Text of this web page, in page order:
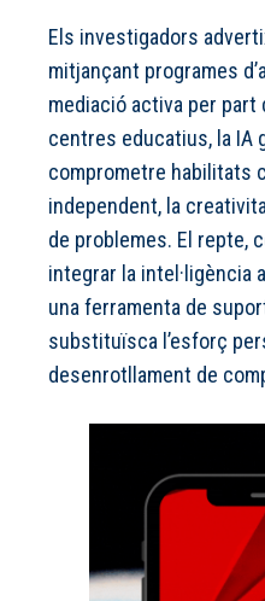
Els investigadors
mitjançant programes
mediació activa per
centres educatius, la IA
comprometre habilitats
independent, la
de problemes. El repte,
integrar la intel·ligència
una ferramenta de
substituïsca l’esforç
desenrotllament de